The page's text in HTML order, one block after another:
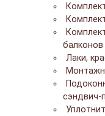
балконов
Лаки,
сэндвич-